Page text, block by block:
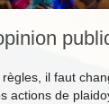
il faut
actions de